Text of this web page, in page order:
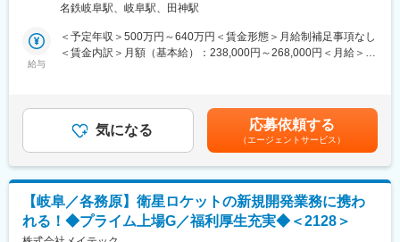
＜教育・研修体制＞
長年構築してきた教育・研修体制により、エンジニアは常に顧客
のニーズに応えられるよう最新技術を学び続けています。現役エ
献しています。
■業務内容：
法人・個人のお客様双方、"ひと"に向き合うお仕事です。
・担当エンジニアとの定期的な面談
・派遣先と派遣スタッフの間に立って調整
いなどニーズが発生した際に適切な知見を持つエンジニアをマッ
チングしてご紹介。
主要取引先はデンソー・三菱重工業・ニコンなどプライム企業が
主軸となっており、世の中に不可欠な大規模な重要プロジェクト
名鉄岐阜駅、岐阜駅、田神駅
給与
＜予定年収＞500万円～640万円＜賃金形態＞月給制補足事項なし
＜賃金内訳＞月額（基本給）：238,000円～268,000円＜月給＞
316,265円）30歳・大卒・配偶者・子1人：615万（月収：
392,196円）35歳・大卒・配偶者・子2人：676万（月収：
431,593円）賃金はあくまでも目安の金額であり、選考を通じて
上下する可能性があります。月給(月額)は固定手当を含めた表記で
す。
気になる 応募依頼する
（エージェントサービス）
【岐阜／各務原】衛星ロケットの新規開発業務に携わ
れる！◆プライム上場G／福利厚生充実◆＜2128＞